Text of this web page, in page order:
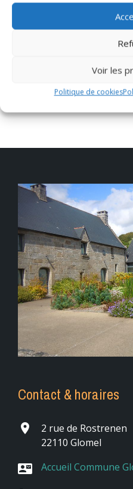
Voir les
Politique de cookies
Contact & horaires
place
2 rue de Rostrenen
22110 Glomel
contact_mail Accueil Commune